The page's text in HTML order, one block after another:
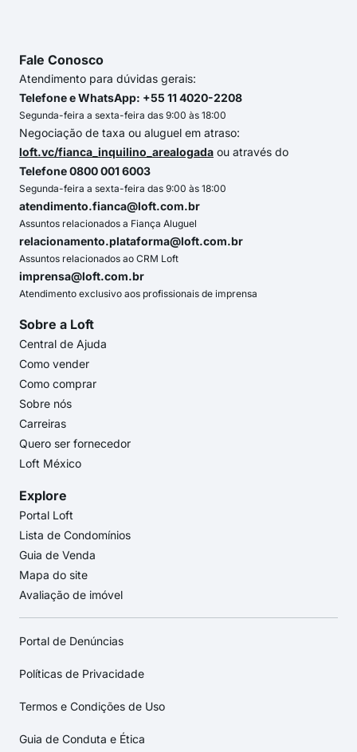
Fale Conosco
Atendimento para dúvidas gerais:
Telefone e WhatsApp: +55 11 4020-2208
Segunda-feira a sexta-feira das 9:00 às 18:00
Negociação de taxa ou aluguel em atraso:
loft.vc/fianca_inquilino_arealogada ou através do
Telefone 0800 001 6003
Segunda-feira a sexta-feira das 9:00 às 18:00
atendimento.fianca@loft.com.br
Assuntos relacionados a Fiança Aluguel
relacionamento.plataforma@loft.com.br
Assuntos relacionados ao CRM Loft
imprensa@loft.com.br
Atendimento exclusivo aos profissionais de imprensa
Sobre a Loft
Central de Ajuda
Como vender
Como comprar
Sobre nós
Carreiras
Quero ser fornecedor
Loft México
Explore
Portal Loft
Lista de Condomínios
Guia de Venda
Mapa do site
Avaliação de imóvel
Portal de Denúncias
Políticas de Privacidade
Termos e Condições de Uso
Guia de Conduta e Ética